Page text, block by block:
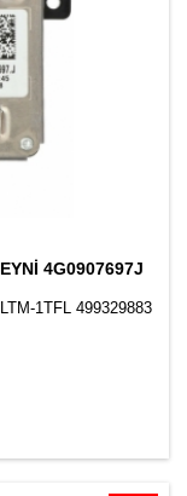
4G0907697J
1TFL 499329883